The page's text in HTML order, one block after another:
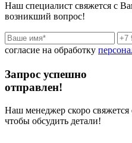
Наш специалист свяжется с
возникший вопрос!
согласие на обработку
Запрос успешно
отправлен!
Наш менеджер скоро
чтобы обсудить детали!